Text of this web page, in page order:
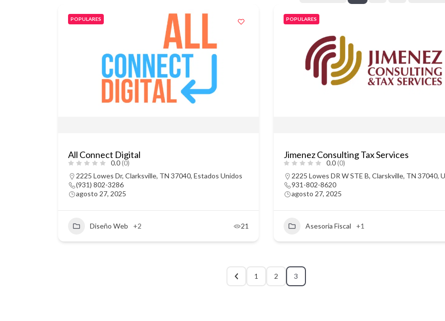
POPULARES
All Connect Digital
0.0(0)
2225 Lowes Dr, Clarksville, TN 37040, Estados Unidos
(931) 802-3286
agosto 27, 2025
Diseño Web +2 21
POPULARES
Jimenez Consulting Tax Services
0.0 (0)
2225 Lowes DR W STE B, Clarskville, TN 37040,
931-802-8620
agosto 27, 2025
Asesoria Fiscal +1
1 2 3